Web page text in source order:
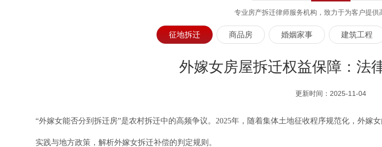
专业房产拆迁律师服务机构，致力于为客户提供
征地拆迁 商品房 婚姻家事 建筑工程
外嫁女房屋拆迁权益保障：法
更新时间：2025-11-04
“外嫁女能否分到拆迁房”是农村拆迁中的高频争议。2025年，随着集体土地征收程序规范化，外
实践与地方政策，解析外嫁女拆迁补偿的判定规则。